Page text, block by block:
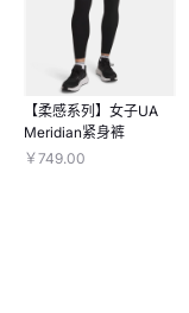
【柔感系列】女子UA
Meridian紧身裤
￥749.00